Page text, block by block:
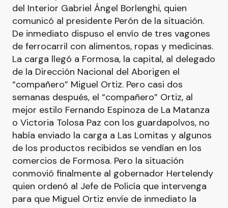
del Interior Gabriel Ángel Borlenghi, quien
comunicó al presidente Perón de la situación.
De inmediato dispuso el envío de tres vagones
de ferrocarril con alimentos, ropas y medicinas.
La carga llegó a Formosa, la capital, al delegado
de la Dirección Nacional del Aborigen el
“compañero” Miguel Ortiz. Pero casi dos
semanas después, el “compañero” Ortiz, al
mejor estilo Fernando Espinoza de La Matanza
o Victoria Tolosa Paz con los guardapolvos, no
había enviado la carga a Las Lomitas y algunos
de los productos recibidos se vendían en los
comercios de Formosa. Pero la situación
conmovió finalmente al gobernador Hertelendy
quien ordenó al Jefe de Policía que intervenga
para que Miguel Ortiz envíe de inmediato la